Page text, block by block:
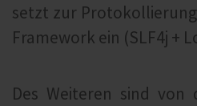
setzt zur
Framework ein (SLF4j +
Des Weiteren sind von